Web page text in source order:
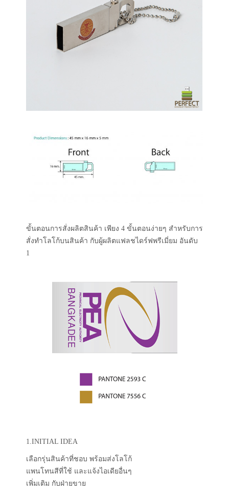
ขั้นตอนการสั่งผลิตสินค้า เพียง 4 ขั้นตอนง่ายๆ สำหรับการ
สั่งทำโลโก้บนสินค้า กับผู้ผลิตแฟลชไดร์ฟพรีเมี่ยม อันดับ
1
1.INITIAL IDEA
เลือกรุ่นสินค้าที่ชอบ พร้อมส่งโลโก้
แพนโทนสีที่ใช้ และแจ้งไอเดียอื่นๆ
เพิ่มเติม กับฝ่ายขาย